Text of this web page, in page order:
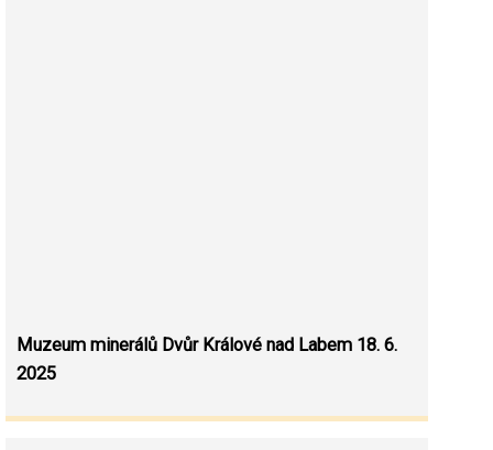
Muzeum minerálů Dvůr Králové nad Labem 18. 6.
2025